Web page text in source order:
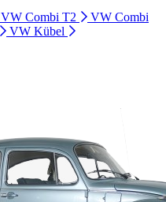
VW Combi T2
VW Combi
VW Kübel